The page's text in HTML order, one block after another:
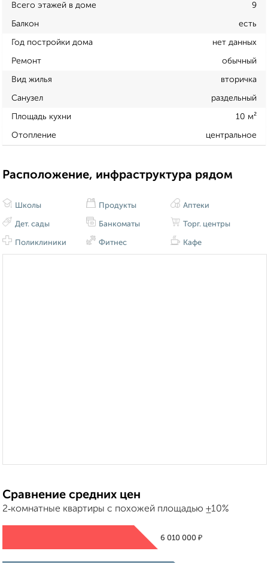
Всего этажей в доме 9
Балкон есть
Год постройки дома нет данных
Ремонт обычный
Вид жилья вторичка
Санузел раздельный
Площадь кухни 10 м²
Отопление центральное
Расположение, инфраструктура рядом
Школы
Дет. сады
Поликлиники
Продукты
Банкоматы
Фитнес
Аптеки
Торг. центры
Кафе
Сравнение средних цен
2‑комнатные квартиры с похожей площадью ±10%
6 010 000 ₽